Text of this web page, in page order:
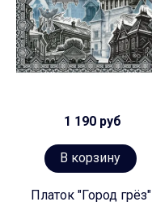
1 190 руб
В корзину
Платок "Город грёз"